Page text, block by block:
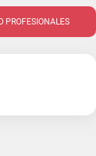
PROFESIONALES